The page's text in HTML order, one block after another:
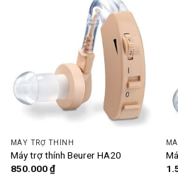
MÁY TRỢ THÍNH
Máy trợ thính Beurer HA20
850.000₫